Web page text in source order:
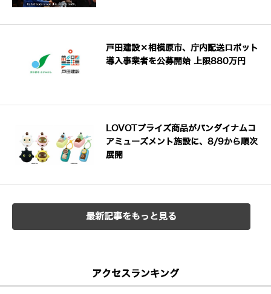
戸田建設×相模原市、庁内配送ロボット
導入事業者を公募開始 上限880万円
LOVOTプライズ商品がバンダイナムコ
アミューズメント施設に、8/9から順次
展開
最新記事をもっと見る
アクセスランキング